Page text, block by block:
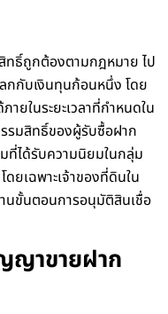
ทธิ์ถูกต้องตามกฎหมาย ไป
กับเงินทุนก้อนหนึ่ง โดย
ยในระยะเวลาที่กำหนดใน
รมสิทธิ์ของผู้รับซื้อฝาก
ที่ได้รับความนิยมในกลุ่ม
ยเฉพาะเจ้าของที่ดินใน
านขั้นตอนการอนุมัติสินเชื่อ
ญาขายฝาก